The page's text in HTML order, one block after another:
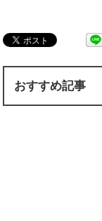
おすすめ記事